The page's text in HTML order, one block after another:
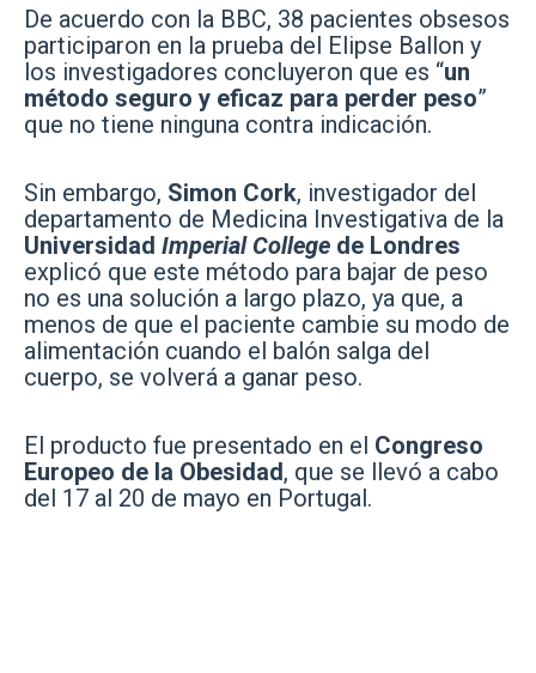
De acuerdo con la BBC, 38 pacientes obsesos
participaron en la prueba del Elipse Ballon y
los investigadores concluyeron que es “un
método seguro y eficaz para perder peso”
que no tiene ninguna contra indicación.
Sin embargo, Simon Cork, investigador del
departamento de Medicina Investigativa de la
Universidad Imperial College de Londres
explicó que este método para bajar de peso
no es una solución a largo plazo, ya que, a
menos de que el paciente cambie su modo de
alimentación cuando el balón salga del
cuerpo, se volverá a ganar peso.
El producto fue presentado en el Congreso
Europeo de la Obesidad, que se llevó a cabo
del 17 al 20 de mayo en Portugal.